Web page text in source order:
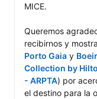
MICE.
Queremos
recibirnos y
Porto Gaia y
Collection by
- ARPTA) por
el destino para la